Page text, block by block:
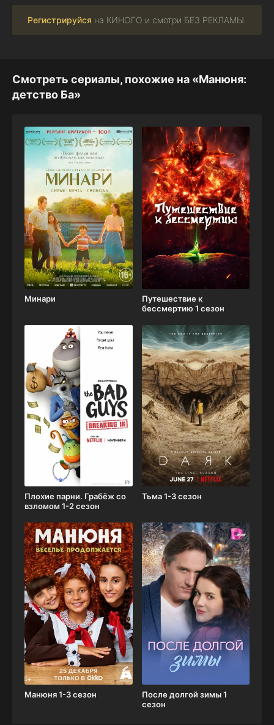
Регистрируйся на КИНОГО и смотри БЕЗ РЕКЛАМЫ.
Смотреть сериалы, похожие на «Манюня:
детство Ба»
Минари
Путешествие к
бессмертию 1 сезон
Плохие парни. Грабёж со
взломом 1-2 сезон
Тьма 1-3 сезон
Манюня 1-3 сезон
После долгой зимы 1
сезон